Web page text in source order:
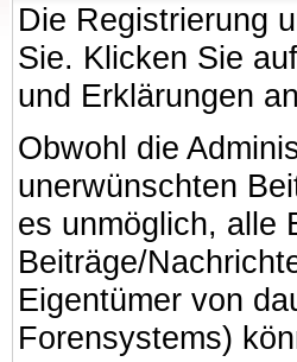
Die Registrierung
Sie. Klicken Sie
und Erklärungen
Obwohl die
unerwünschten
es unmöglich, alle
Beiträge/
Eigentümer von
Forensystems)